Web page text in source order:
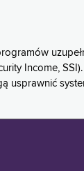
Income,
usprawnić